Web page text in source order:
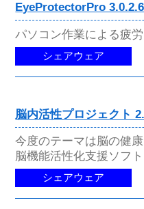
EyeProtectorPro
パソコン作業による疲
シェアウェア
脳内活性プロジェクト
今度のテーマは脳の健
脳機能活性化支援ソフト
シェアウェア